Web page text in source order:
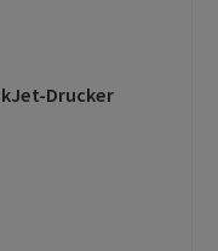
5 Sternen
Drucker